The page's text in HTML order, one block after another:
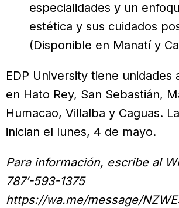
especialidades y un
estética y sus cuidados
(Disponible en Manatí y
EDP University tiene unidades
en Hato Rey, San Sebastián,
Humacao, Villalba y Caguas.
inician el lunes, 4 de mayo.
Para información, escribe al
787′-593-1375
https://wa.me/message/